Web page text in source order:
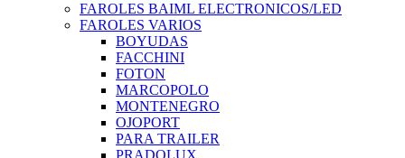
FAROLES BAIML ELECTRONICOS/LED
FAROLES VARIOS
BOYUDAS
FACCHINI
FOTON
MARCOPOLO
MONTENEGRO
OJOPORT
PARA TRAILER